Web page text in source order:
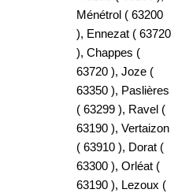
Ménétrol ( 63200
), Ennezat ( 63720
), Chappes (
63720 ), Joze (
63350 ), Paslières
( 63299 ), Ravel (
63190 ), Vertaizon
( 63910 ), Dorat (
63300 ), Orléat (
63190 ), Lezoux (